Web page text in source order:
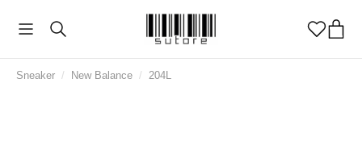
Sneaker / New Balance / 204L